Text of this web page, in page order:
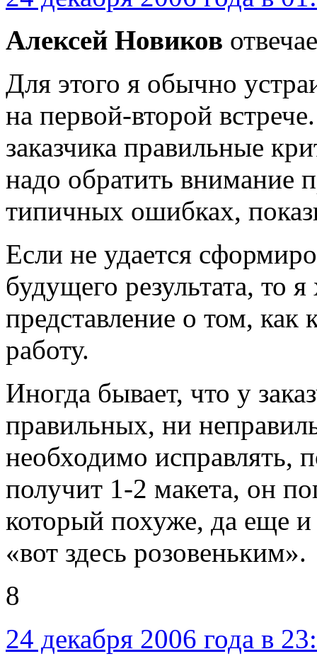
Алексей Новиков
Для этого я обычно
на первой-второй
заказчика правильные
надо обратить внимание
типичных ошибках,
Если не удается
будущего результата, то
представление о том, как
работу.
Иногда бывает, что у
правильных, ни
необходимо исправлять,
получит 1-2 макета, он
который похуже, да еще и
«вот здесь розовеньким».
8
24 декабря 2006 года в